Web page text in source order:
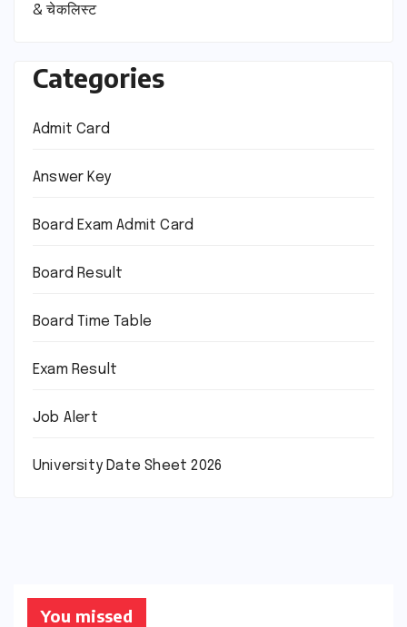
& चेकलिस्ट
Categories
Admit Card
Answer Key
Board Exam Admit Card
Board Result
Board Time Table
Exam Result
Job Alert
University Date Sheet 2026
You missed